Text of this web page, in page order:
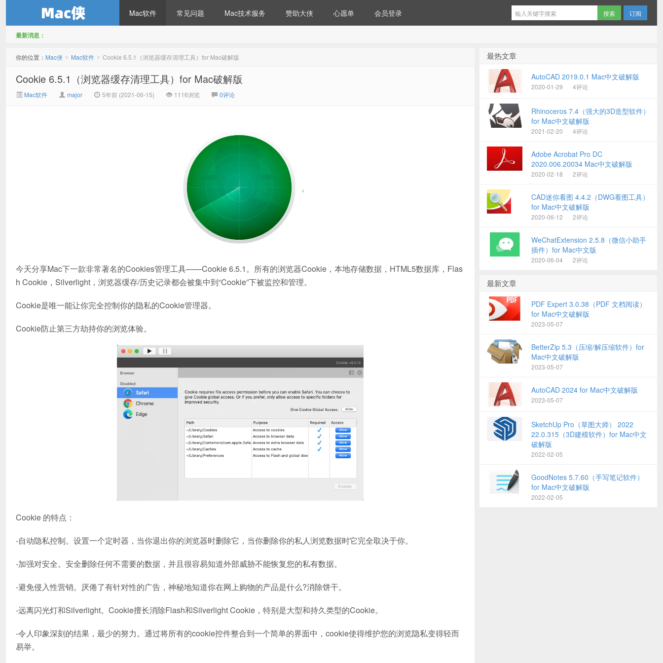
Mac软件 常见问题 Mac技术服务 赞助大侠 心愿单 会员登录 订阅
最新消息：
你的位置： Mac侠 > Mac软件 > Cookie 6.5.1（浏览器缓存清理工具）for Mac破解版
Cookie 6.5.1（浏览器缓存清理工具）for Mac破解版
Mac软件 major 5年前 (2021-06-15) 1116浏览 0评论
今天分享Mac下一款非常著名的Cookies管理工具——Cookie 6.5.1。所有的浏览器Cookie，本地存储数据，HTML5数据库，Flas
h Cookie，Silverlight，浏览器缓存/历史记录都会被集中到“Cookie”下被监控和管理。
Cookie是唯一能让你完全控制你的隐私的Cookie管理器。
Cookie防止第三方劫持你的浏览体验。
Cookie 的特点：
-自动隐私控制。设置一个定时器，当你退出你的浏览器时删除它，当你删除你的私人浏览数据时它完全取决于你。
-加强对安全。安全删除任何不需要的数据，并且很容易知道外部威胁不能恢复您的私有数据。
-避免侵入性营销。厌倦了有针对性的广告，神秘地知道你在网上购物的产品是什么?消除饼干。
-远离闪光灯和Silverlight。Cookie擅长消除Flash和Silverlight Cookie，特别是大型和持久类型的Cookie。
-令人印象深刻的结果，最少的努力。通过将所有的cookie控件整合到一个简单的界面中，cookie使得维护您的浏览隐私变得轻而
易举。
最热文章
AutoCAD 2019.0.1 Mac中文破解版
2020-01-29 4评论
Rhinoceros 7.4（强大的3D造型软件）
for Mac中文破解版
2021-02-20 4评论
Adobe Acrobat Pro DC
2020.006.20034 Mac中文破解版
2020-02-18 2评论
CAD迷你看图 4.4.2（DWG看图工具）
for Mac中文破解版
2020-06-12 2评论
WeChatExtension 2.5.8（微信小助手
插件）for Mac中文版
2020-06-04 2评论
最新文章
PDF Expert 3.0.38（PDF 文档阅读）
for Mac中文破解版
2023-05-07
BetterZip 5.3（压缩/解压缩软件）for
Mac中文破解版
2023-05-07
AutoCAD 2024 for Mac中文破解版
2023-05-07
SketchUp Pro（草图大师） 2022
22.0.315（3D建模软件）for Mac中文
破解版
2022-02-05
GoodNotes 5.7.60（手写笔记软件）
for Mac中文破解版
2022-02-05